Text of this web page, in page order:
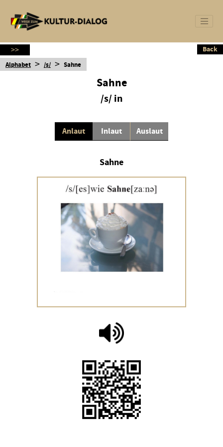
>>
Alphabet > /s/ > Sahne
Sahne
/s/ in
Anlaut Inlaut Auslaut
Sahne
Back
Back